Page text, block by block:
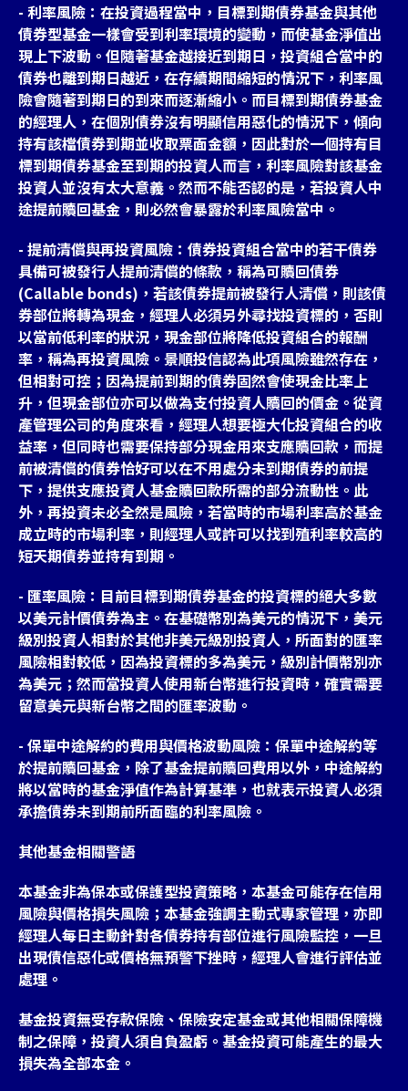
- 利率風險：在投資過程當中，目標到期債券基金與其他
債券型基金一樣會受到利率環境的變動，而使基金淨值出
現上下波動。但隨著基金越接近到期日，投資組合當中的
債券也離到期日越近，在存續期間縮短的情況下，利率風
險會隨著到期日的到來而逐漸縮小。而目標到期債券基金
的經理人，在個別債券沒有明顯信用惡化的情況下，傾向
持有該檔債券到期並收取票面金額，因此對於一個持有目
標到期債券基金至到期的投資人而言，利率風險對該基金
投資人並沒有太大意義。然而不能否認的是，若投資人中
途提前贖回基金，則必然會暴露於利率風險當中。
- 提前清償與再投資風險：債券投資組合當中的若干債券
具備可被發行人提前清償的條款，稱為可贖回債券
(Callable bonds)，若該債券提前被發行人清償，則該債
券部位將轉為現金，經理人必須另外尋找投資標的，否則
以當前低利率的狀況，現金部位將降低投資組合的報酬
率，稱為再投資風險。景順投信認為此項風險雖然存在，
但相對可控；因為提前到期的債券固然會使現金比率上
升，但現金部位亦可以做為支付投資人贖回的價金。從資
產管理公司的角度來看，經理人想要極大化投資組合的收
益率，但同時也需要保持部分現金用來支應贖回款，而提
前被清償的債券恰好可以在不用處分未到期債券的前提
下，提供支應投資人基金贖回款所需的部分流動性。此
外，再投資未必全然是風險，若當時的市場利率高於基金
成立時的市場利率，則經理人或許可以找到殖利率較高的
短天期債券並持有到期。
- 匯率風險：目前目標到期債券基金的投資標的絕大多數
以美元計價債券為主。在基礎幣別為美元的情況下，美元
級別投資人相對於其他非美元級別投資人，所面對的匯率
風險相對較低，因為投資標的多為美元，級別計價幣別亦
為美元；然而當投資人使用新台幣進行投資時，確實需要
留意美元與新台幣之間的匯率波動。
- 保單中途解約的費用與價格波動風險：保單中途解約等
於提前贖回基金，除了基金提前贖回費用以外，中途解約
將以當時的基金淨值作為計算基準，也就表示投資人必須
承擔債券未到期前所面臨的利率風險。
其他基金相關警語
本基金非為保本或保護型投資策略，本基金可能存在信用
風險與價格損失風險；本基金強調主動式專家管理，亦即
經理人每日主動針對各債券持有部位進行風險監控，一旦
出現債信惡化或價格無預警下挫時，經理人會進行評估並
處理。
基金投資無受存款保險、保險安定基金或其他相關保障機
制之保障，投資人須自負盈虧。基金投資可能產生的最大
損失為全部本金。